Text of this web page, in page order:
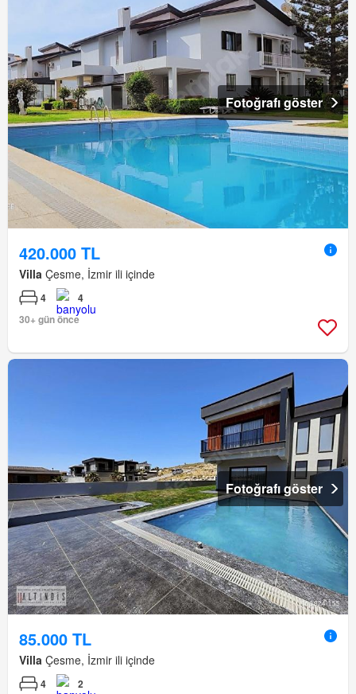
Fotoğrafı göster
420.000 TL
Villa Çesme, İzmir ili içinde
4
4
30+ gün önce
Fotoğrafı göster
85.000 TL
Villa Çesme, İzmir ili içinde
4
2